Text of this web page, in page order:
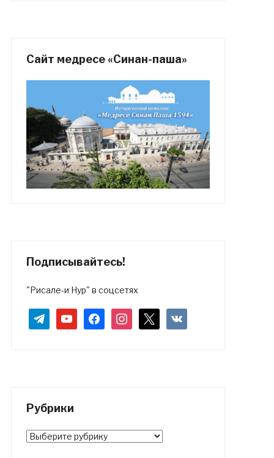
Сайт медресе «Синан-паша»
Подписывайтесь!
"Рисале-и Нур" в соцсетях
telegramyoutubefacebookinstagram vkontakte
Рубрики
Рубрики